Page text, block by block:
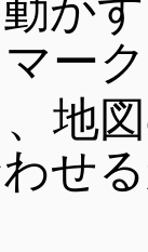
ーク
地
せ